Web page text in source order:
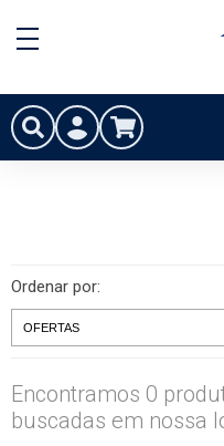
Ordenar por:
Encontramos 0
buscadas em nossa